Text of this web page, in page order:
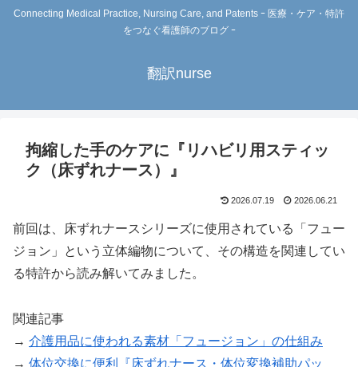
Connecting Medical Practice, Nursing Care, and Patents ｰ 医療・ケア・特許
をつなぐ看護師のブログ ｰ
翻訳nurse
拘縮した手のケアに『リハビリ用スティッ
ク（床ずれナース）』
2026.07.19 2026.06.21
前回は、床ずれナースシリーズに使用されている「フュー
ジョン」という立体編物について、その構造を関連してい
る特許から読み解いてみました。
関連記事
→ 介護用品に使われる素材「フュージョン」の仕組み
→ 体位交換に便利『床ずれナース・体位変換補助パッ